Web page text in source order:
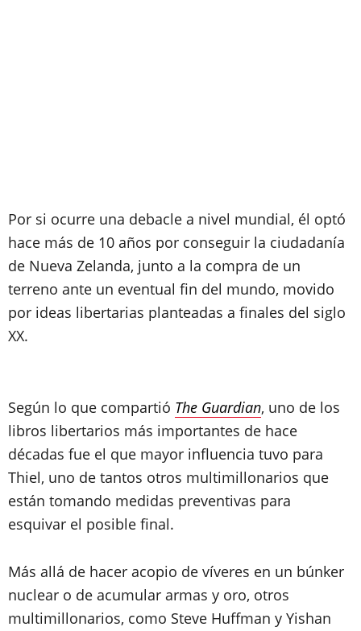
Por si ocurre una debacle a nivel mundial, él optó
hace más de 10 años por conseguir la ciudadanía
de Nueva Zelanda, junto a la compra de un
terreno ante un eventual fin del mundo, movido
por ideas libertarias planteadas a finales del siglo
XX.
Según lo que compartió The Guardian, uno de los
libros libertarios más importantes de hace
décadas fue el que mayor influencia tuvo para
Thiel, uno de tantos otros multimillonarios que
están tomando medidas preventivas para
esquivar el posible final.
Más allá de hacer acopio de víveres en un búnker
nuclear o de acumular armas y oro, otros
multimillonarios, como Steve Huffman y Yishan